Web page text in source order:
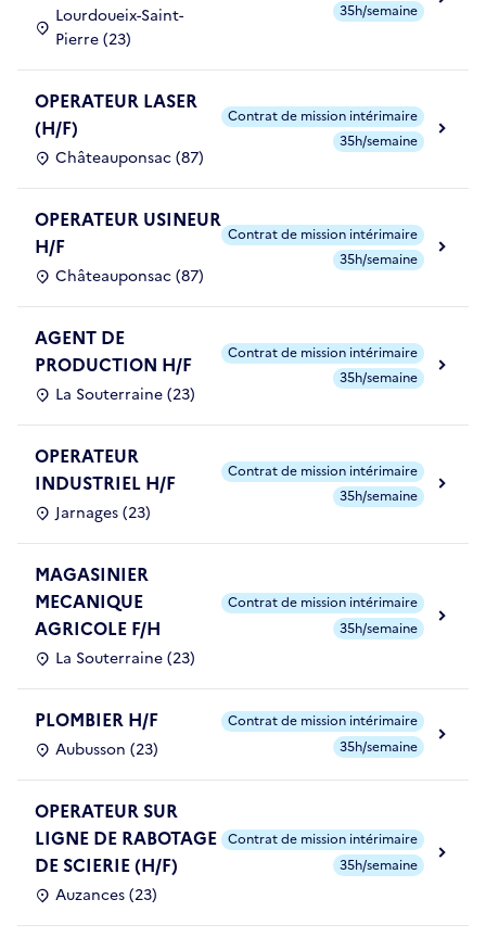
Lourdoueix-Saint-
Pierre (23)
35h/semaine
OPERATEUR LASER
(H/F)
Châteauponsac (87)
Contrat de mission intérimaire
35h/semaine
OPERATEUR USINEUR
H/F
Châteauponsac (87)
Contrat de mission intérimaire
35h/semaine
AGENT DE
PRODUCTION H/F
La Souterraine (23)
Contrat de mission intérimaire
35h/semaine
OPERATEUR
INDUSTRIEL H/F
Jarnages (23)
Contrat de mission intérimaire
35h/semaine
MAGASINIER
MECANIQUE
AGRICOLE F/H
La Souterraine (23)
Contrat de mission intérimaire
35h/semaine
PLOMBIER H/F
Aubusson (23)
Contrat de mission intérimaire
35h/semaine
OPERATEUR SUR
LIGNE DE RABOTAGE
DE SCIERIE (H/F)
Auzances (23)
Contrat de mission intérimaire
35h/semaine